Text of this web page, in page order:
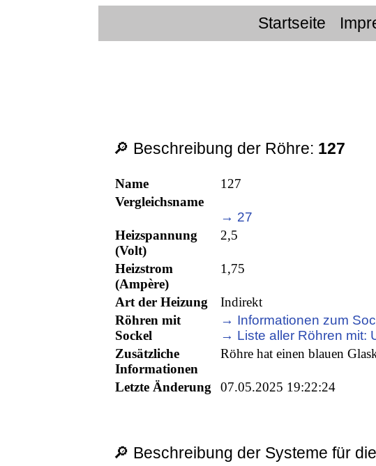
Startseite
🔎 Beschreibung der Röhre: 127
Name
127
Vergleichsname
→ 27
Heizspannung
(Volt)
2,5
Heizstrom
(Ampère)
1,75
Art der Heizung
Indirekt
Röhren mit
Sockel
→ Informationen zum
→ Liste aller Röhren mit:
Zusätzliche
Informationen
Röhre hat einen blauen
Letzte Änderung 07.05.2025 19:22:24
🔎 Beschreibung der Systeme für